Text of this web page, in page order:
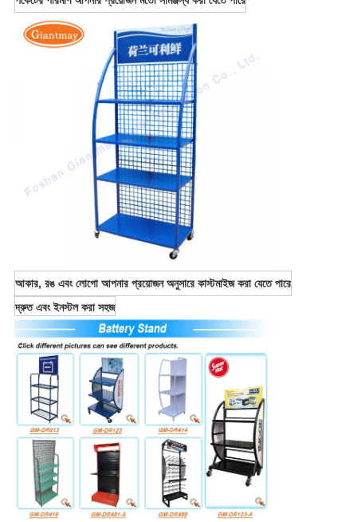
আকার, রঙ এবং লোগো আপনার প্রয়োজন অনুসারে কাস্টমাইজ করা যেতে পারে
দ্রুত এবং ইনস্টল করা সহজ